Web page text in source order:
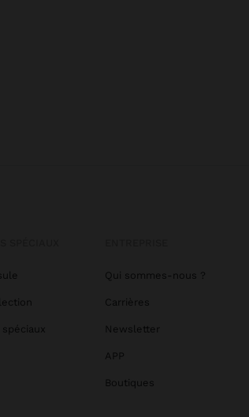
Qui sommes-nous ?
Carrières
Newsletter
APP
Boutiques